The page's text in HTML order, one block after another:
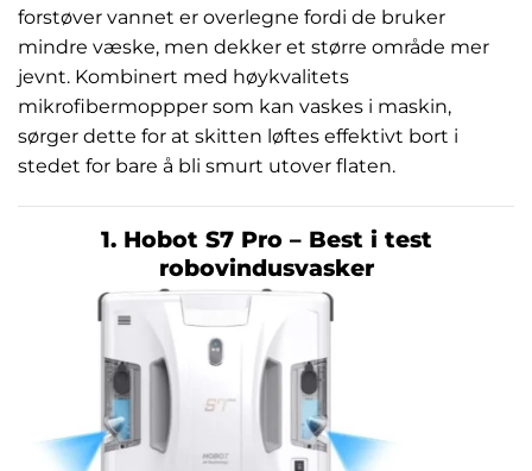
forstøver vannet er overlegne fordi de bruker
mindre væske, men dekker et større område mer
jevnt. Kombinert med høykvalitets
mikrofibermoppper som kan vaskes i maskin,
sørger dette for at skitten løftes effektivt bort i
stedet for bare å bli smurt utover flaten.
1. Hobot S7 Pro – Best i test
robovindusvasker